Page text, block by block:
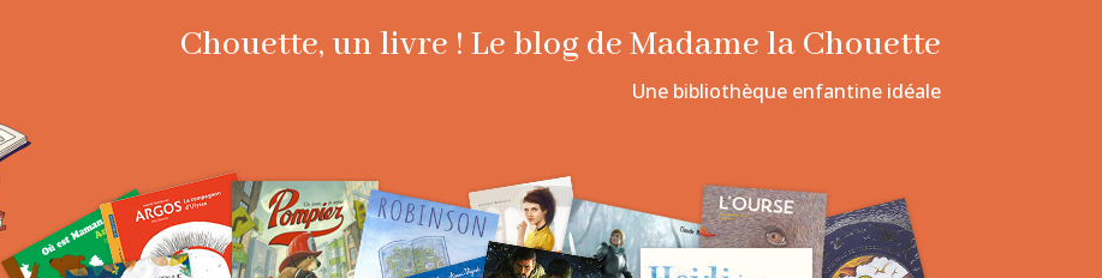
Chouette, un livre ! Le blog de Madame la Chouette
Une bibliothèque enfantine idéale